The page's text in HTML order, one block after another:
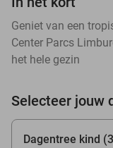
Geniet van een
Center Parcs
het hele gezin
Selecteer jouw
Dagentree kind